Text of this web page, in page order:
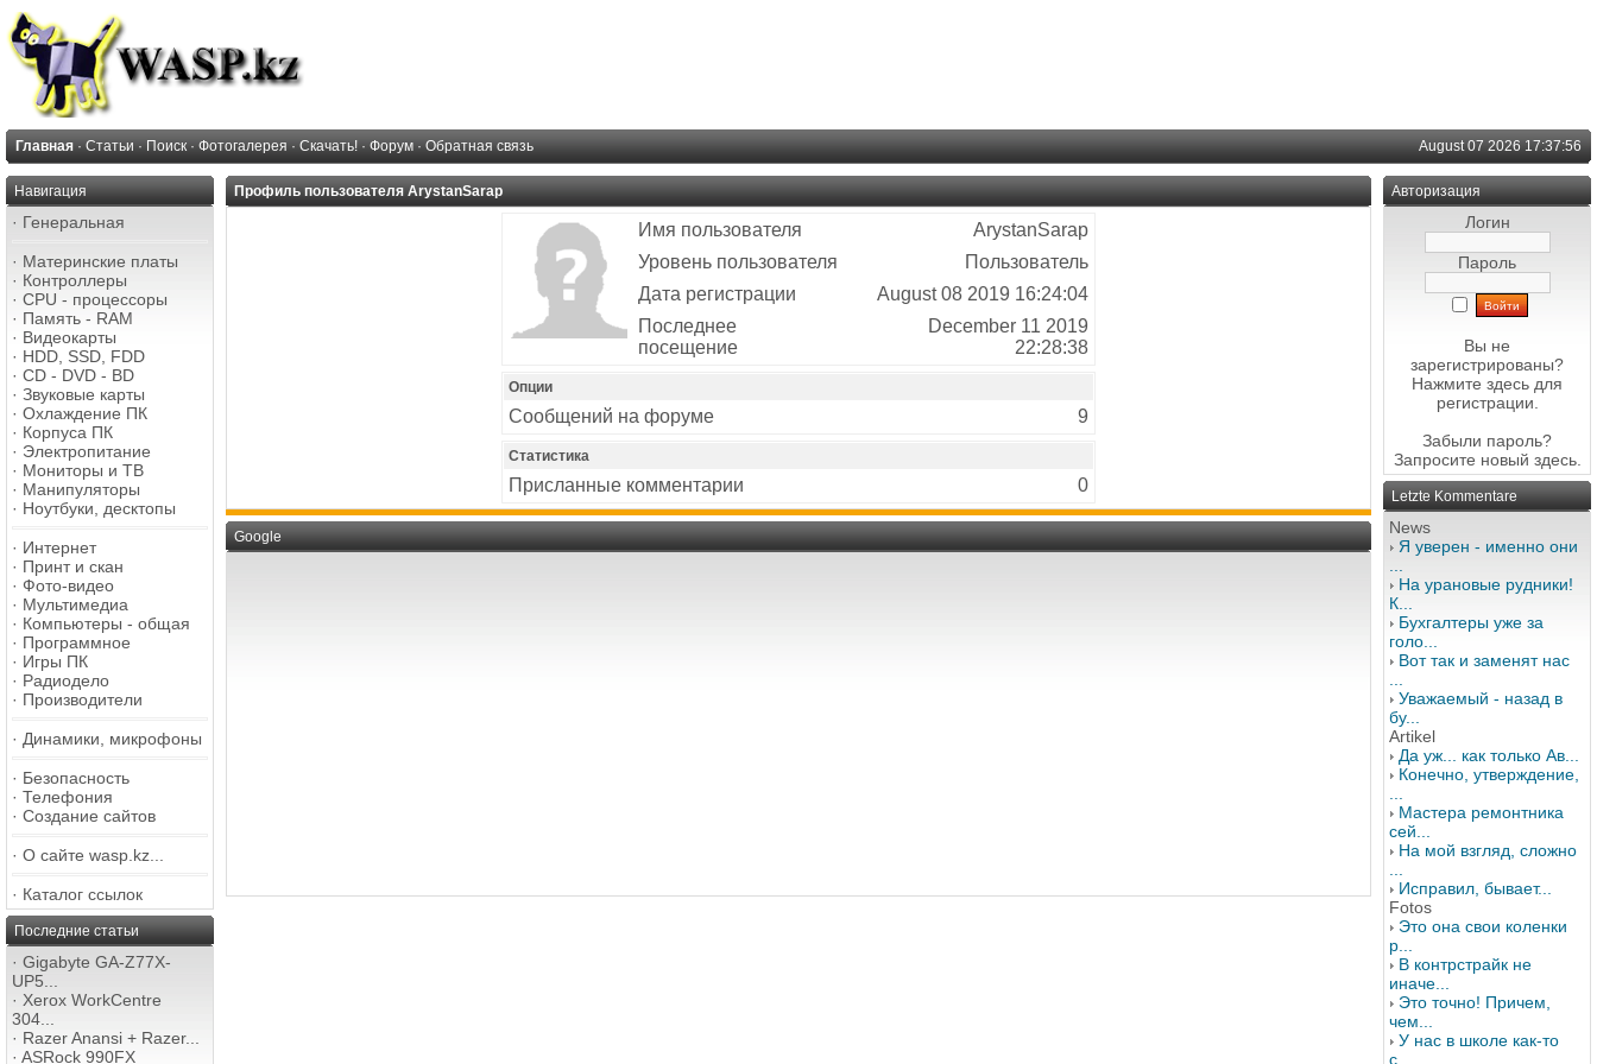
Главная · Статьи · Поиск · Фотогалерея · Скачать! · Форум · Обратная связь August 07 2026 17:37:56
Навигация
· Генеральная
· Материнские платы
· Контроллеры
· CPU - процессоры
· Память - RAM
· Видеокарты
· HDD, SSD, FDD
· CD - DVD - BD
· Звуковые карты
· Охлаждение ПК
· Корпуса ПК
· Электропитание
· Мониторы и ТВ
· Манипуляторы
· Ноутбуки, десктопы
· Интернет
· Принт и скан
· Фото-видео
· Мультимедиа
· Компьютеры - общая
· Программное
· Игры ПК
· Радиодело
· Производители
· Динамики, микрофоны
· Безопасность
· Телефония
· Создание сайтов
· О сайте wasp.kz...
· Каталог ссылок
Последние статьи
· Gigabyte GA-Z77X-
UP5...
· Xerox WorkCentre
304...
· Razer Anansi + Razer...
· ASRock 990FX
Профиль пользователя ArystanSarap
Имя пользователя
ArystanSarap
Уровень пользователя
Пользователь
Дата регистрации
August 08 2019 16:24:04
Последнее
посещение
December 11 2019
22:28:38
Опции
Сообщений на форуме 9
Статистика
Присланные комментарии 0
Google
Авторизация
Логин
Пароль
Вы не
зарегистрированы?
Нажмите здесь для
регистрации.
Забыли пароль?
Запросите новый здесь.
Letzte Kommentare
News
Я уверен - именно они
На урановые рудники!
К...
Бухгалтеры уже за
голо...
Вот так и заменят нас
Уважаемый - назад в
бу...
Artikel
Да уж... как только Ав...
Конечно, утверждение,
Мастера ремонтника
сей...
На мой взгляд, сложно
Исправил, бывает...
Fotos
Это она свои коленки
р...
В контрстрайк не
иначе...
Это точно! Причем,
чем...
У нас в школе как-то
с...